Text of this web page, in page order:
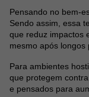
Pensando no bem-
Sendo assim, essa
que reduz impactos
mesmo após
Para ambientes
que protegem
e pensados para